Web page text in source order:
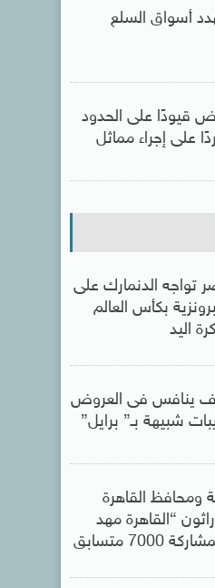
أسواق السلع
قيودًا على الحدود
على إجراء مماثل
تواجه الدنمارك على
بكأس العالم
اليد
ينافس فى العروض
شبيهة بـ” برايل”
ومحافظ القاهرة
“القاهرة مهد
7000 متسابق